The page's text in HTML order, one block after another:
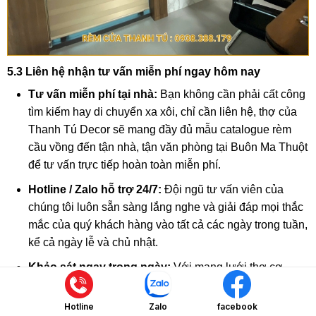
5.3 Liên hệ nhận tư vấn miễn phí ngay hôm nay
Tư vấn miễn phí tại nhà: Bạn không cần phải cất công
tìm kiếm hay di chuyển xa xôi, chỉ cần liên hệ, thợ của
Thanh Tú Decor sẽ mang đầy đủ mẫu catalogue rèm
cầu vồng đến tận nhà, tận văn phòng tại Buôn Ma Thuột
để tư vấn trực tiếp hoàn toàn miễn phí.
Hotline / Zalo hỗ trợ 24/7: Đội ngũ tư vấn viên của
chúng tôi luôn sẵn sàng lắng nghe và giải đáp mọi thắc
mắc của quý khách hàng vào tất cả các ngày trong tuần,
kể cả ngày lễ và chủ nhật.
Khảo sát ngay trong ngày: Với mạng lưới thợ cơ
động phủ khắp các khu vực tại thành phố Buôn Ma
Thuột, chúng tôi cam kết sẽ có mặt ngay trong ngày sau
Hotline Zalo facebook